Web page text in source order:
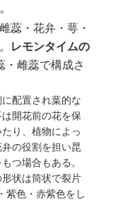
蕊・花弁・萼・
レモンタイムの
・雌蕊で構成さ
に配置され葉的な
開花前の花を保
り、植物によっ
の役割を担い昆
つ場合もある。
形状は筒状で裂片
紫色・赤紫色をし